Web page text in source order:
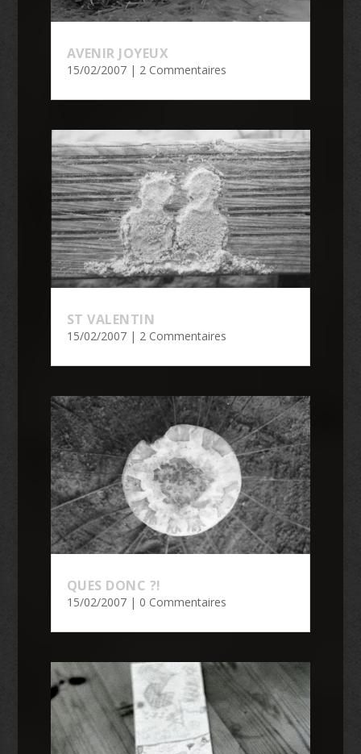
AVENIR JOYEUX
15/02/2007| 2 Commentaires
ST VALENTIN
15/02/2007| 2 Commentaires
QUES DONC ?!
15/02/2007| 0 Commentaires